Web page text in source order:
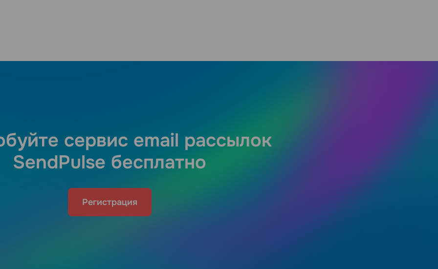
сервис email рассылок
SendPulse бесплатно
Регистрация